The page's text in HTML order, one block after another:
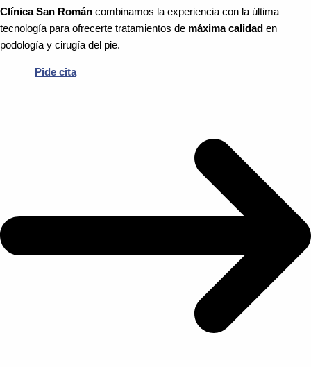
Clínica San Román combinamos la experiencia con la última
tecnología para ofrecerte tratamientos de máxima calidad en
podología y cirugía del pie.
Pide cita